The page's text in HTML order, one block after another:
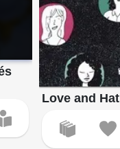
Love and Hat